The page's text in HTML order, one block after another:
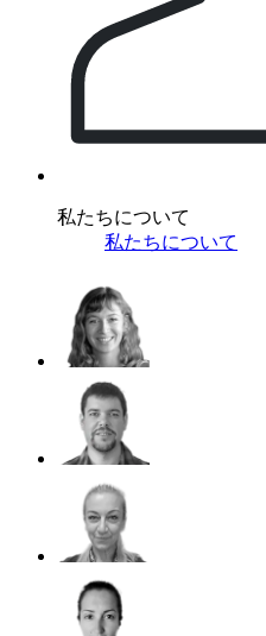
私たちについて
私たちについて